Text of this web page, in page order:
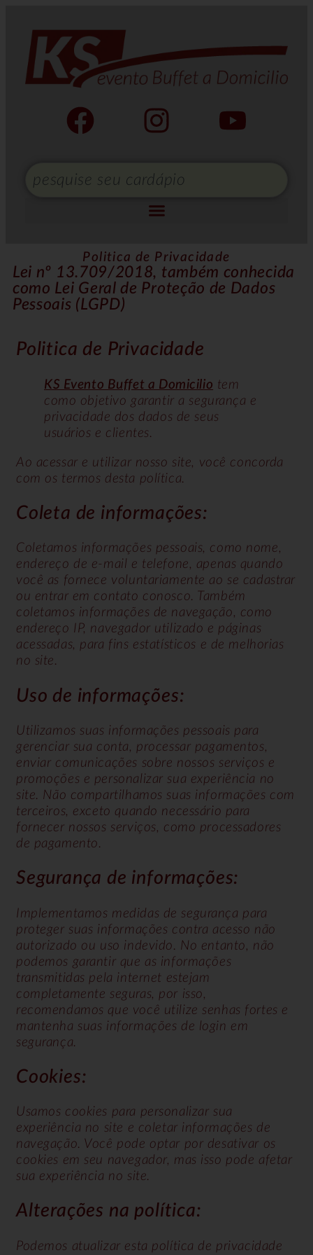
Politica de Privacidade
Lei nº 13.709/2018, também conhecida
como Lei Geral de Proteção de Dados
Pessoais (LGPD)
Politica de Privacidade
KS Evento Buffet a Domicilio tem
como objetivo garantir a segurança e
privacidade dos dados de seus
usuários e clientes.
Ao acessar e utilizar nosso site, você concorda
com os termos desta política.
Coleta de informações:
Coletamos informações pessoais, como nome,
endereço de e-mail e telefone, apenas quando
você as fornece voluntariamente ao se cadastrar
ou entrar em contato conosco. Também
coletamos informações de navegação, como
endereço IP, navegador utilizado e páginas
acessadas, para fins estatísticos e de melhorias
no site.
Uso de informações:
Utilizamos suas informações pessoais para
gerenciar sua conta, processar pagamentos,
enviar comunicações sobre nossos serviços e
promoções e personalizar sua experiência no
site. Não compartilhamos suas informações com
terceiros, exceto quando necessário para
fornecer nossos serviços, como processadores
de pagamento.
Segurança de informações:
Implementamos medidas de segurança para
proteger suas informações contra acesso não
autorizado ou uso indevido. No entanto, não
podemos garantir que as informações
transmitidas pela internet estejam
completamente seguras, por isso,
recomendamos que você utilize senhas fortes e
mantenha suas informações de login em
segurança.
Cookies:
Usamos cookies para personalizar sua
experiência no site e coletar informações de
navegação. Você pode optar por desativar os
cookies em seu navegador, mas isso pode afetar
sua experiência no site.
Alterações na política:
Podemos atualizar esta política de privacidade